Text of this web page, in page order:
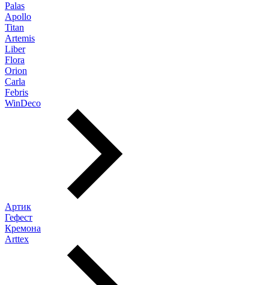
Palas
Apollo
Titan
Artemis
Liber
Flora
Orion
Carla
Febris
WinDeco
Артик
Гефест
Кремона
Arttex